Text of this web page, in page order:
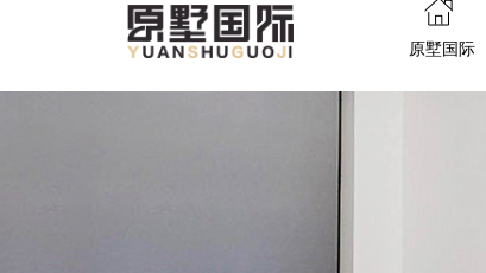
原墅国际